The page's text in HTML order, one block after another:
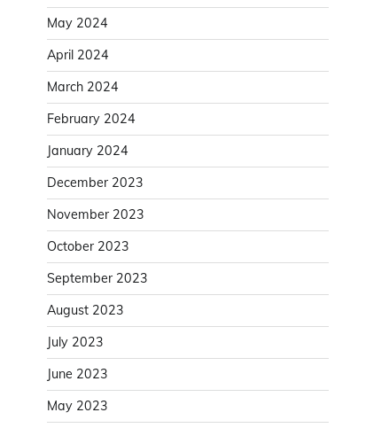
May 2024
April 2024
March 2024
February 2024
January 2024
December 2023
November 2023
October 2023
September 2023
August 2023
July 2023
June 2023
May 2023